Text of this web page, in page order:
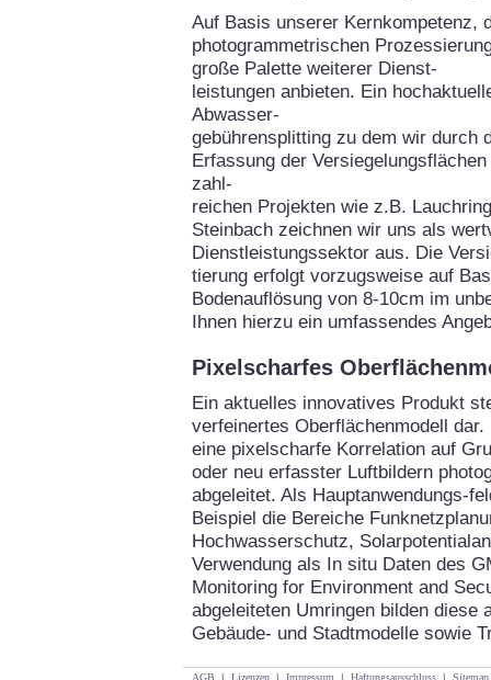
Auf Basis unserer Kernkompetenz,
photogrammetrischen
große Palette weiterer Dienst-
leistungen anbieten. Ein
Abwasser-
gebührensplitting zu dem wir durch
Erfassung der
zahl-
reichen Projekten wie z.B.
Steinbach zeichnen wir uns als
Dienstleistungssektor aus. Die
tierung erfolgt vorzugsweise auf
Bodenauflösung von 8-10cm im
Ihnen hierzu ein umfassendes
Pixelscharfes
Ein aktuelles innovatives Produkt
verfeinertes Oberflächenmodell
eine pixelscharfe Korrelation auf
oder neu erfasster Luftbildern
abgeleitet. Als Hauptanwendungs-
Beispiel die Bereiche
Hochwasserschutz,
Verwendung als In situ Daten des
Monitoring for Environment and
abgeleiteten Umringen bilden diese
Gebäude- und Stadtmodelle sowie
AGB | Lizenzen | Impressum | Haftungsausschluss | Sitemap